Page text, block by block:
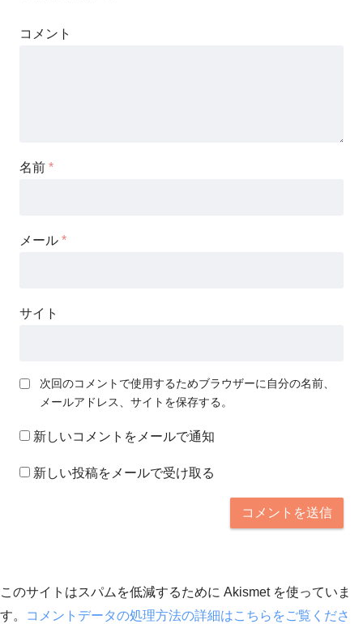
コメント
名前 *
メール *
サイト
次回のコメントで使用するためブラウザーに自分の名前、
メールアドレス、サイトを保存する。
新しいコメントをメールで通知
新しい投稿をメールで受け取る
このサイトはスパムを低減するために Akismet を使っていま
す。
コメントデータの処理方法の詳細はこちらをご覧くださ